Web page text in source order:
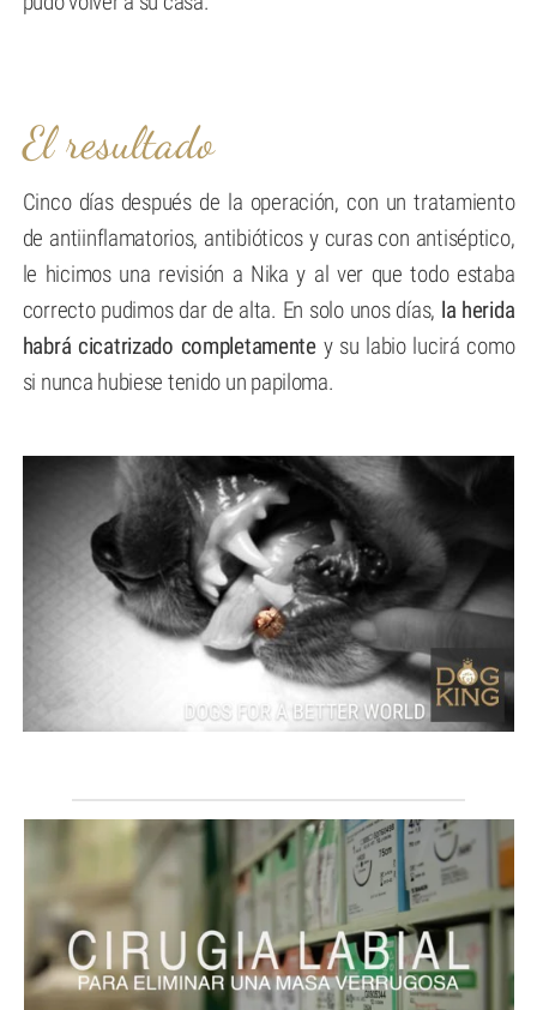
El resultado
Cinco días después de la operación, con un tratamiento
de antiinflamatorios, antibióticos y curas con antiséptico,
le hicimos una revisión a Nika y al ver que todo estaba
correcto pudimos dar de alta. En solo unos días, la herida
habrá cicatrizado completamente y su labio lucirá como
si nunca hubiese tenido un papiloma.